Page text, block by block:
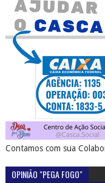
Contamos com sua
OPINIÃO "PEGA FOGO"